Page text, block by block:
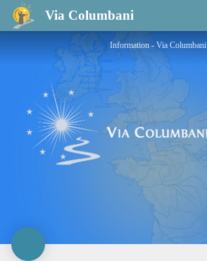
Via Columbani
Fremdenverkehrsbüro Reims
Information - Via Columbani